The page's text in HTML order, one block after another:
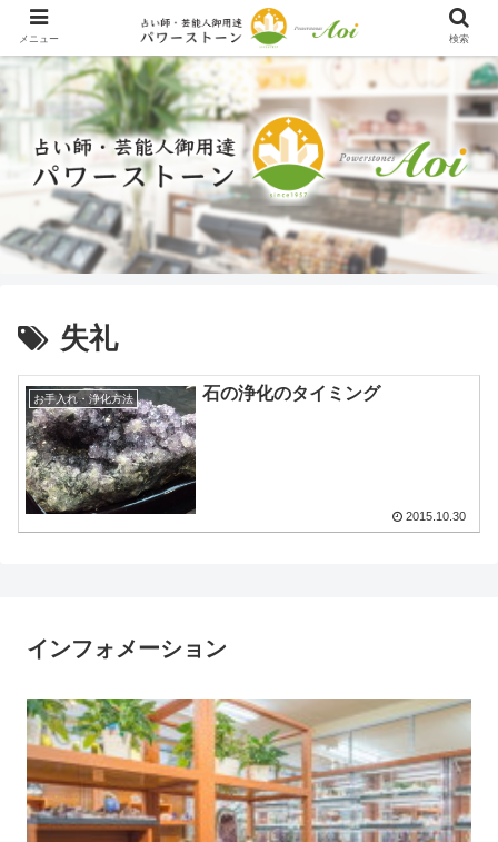
失礼
お手入れ・浄化方法 石の浄化のタイミング
2015.10.30
インフォメーション
メニュー 検索